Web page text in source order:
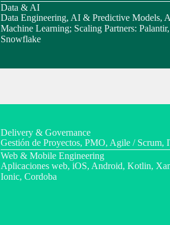
Data & AI
Data Engineering, AI & Predictive Models,
Machine Learning; Scaling Partners:
Snowflake
Delivery & Governance
Gestión de Proyectos, PMO, Agile / Scrum,
Web & Mobile Engineering
Aplicaciones web, iOS, Android, Kotlin,
Ionic, Cordoba